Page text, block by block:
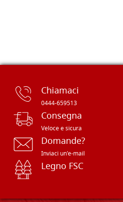
Chiamaci
0444-659513
Consegna
Veloce e sicura
Domande?
Inviaci un'e-mail
Legno FSC